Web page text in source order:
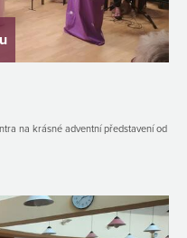
na krásné adventní představení od